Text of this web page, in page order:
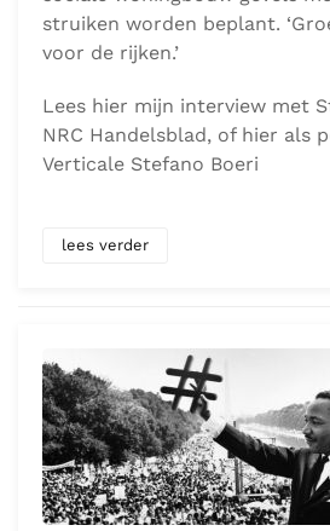
struiken worden beplant.
voor de rijken.’
Lees hier mijn interview met
NRC Handelsblad, of hier als
Verticale Stefano Boeri
lees verder